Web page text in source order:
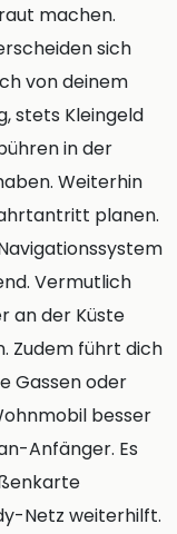
machen.
sich
von deinem
stets Kleingeld
in der
Weiterhin
planen.
Vermutlich
an der Küste
Zudem führt dich
Gassen oder
besser
Anfänger. Es
Netz weiterhilft.